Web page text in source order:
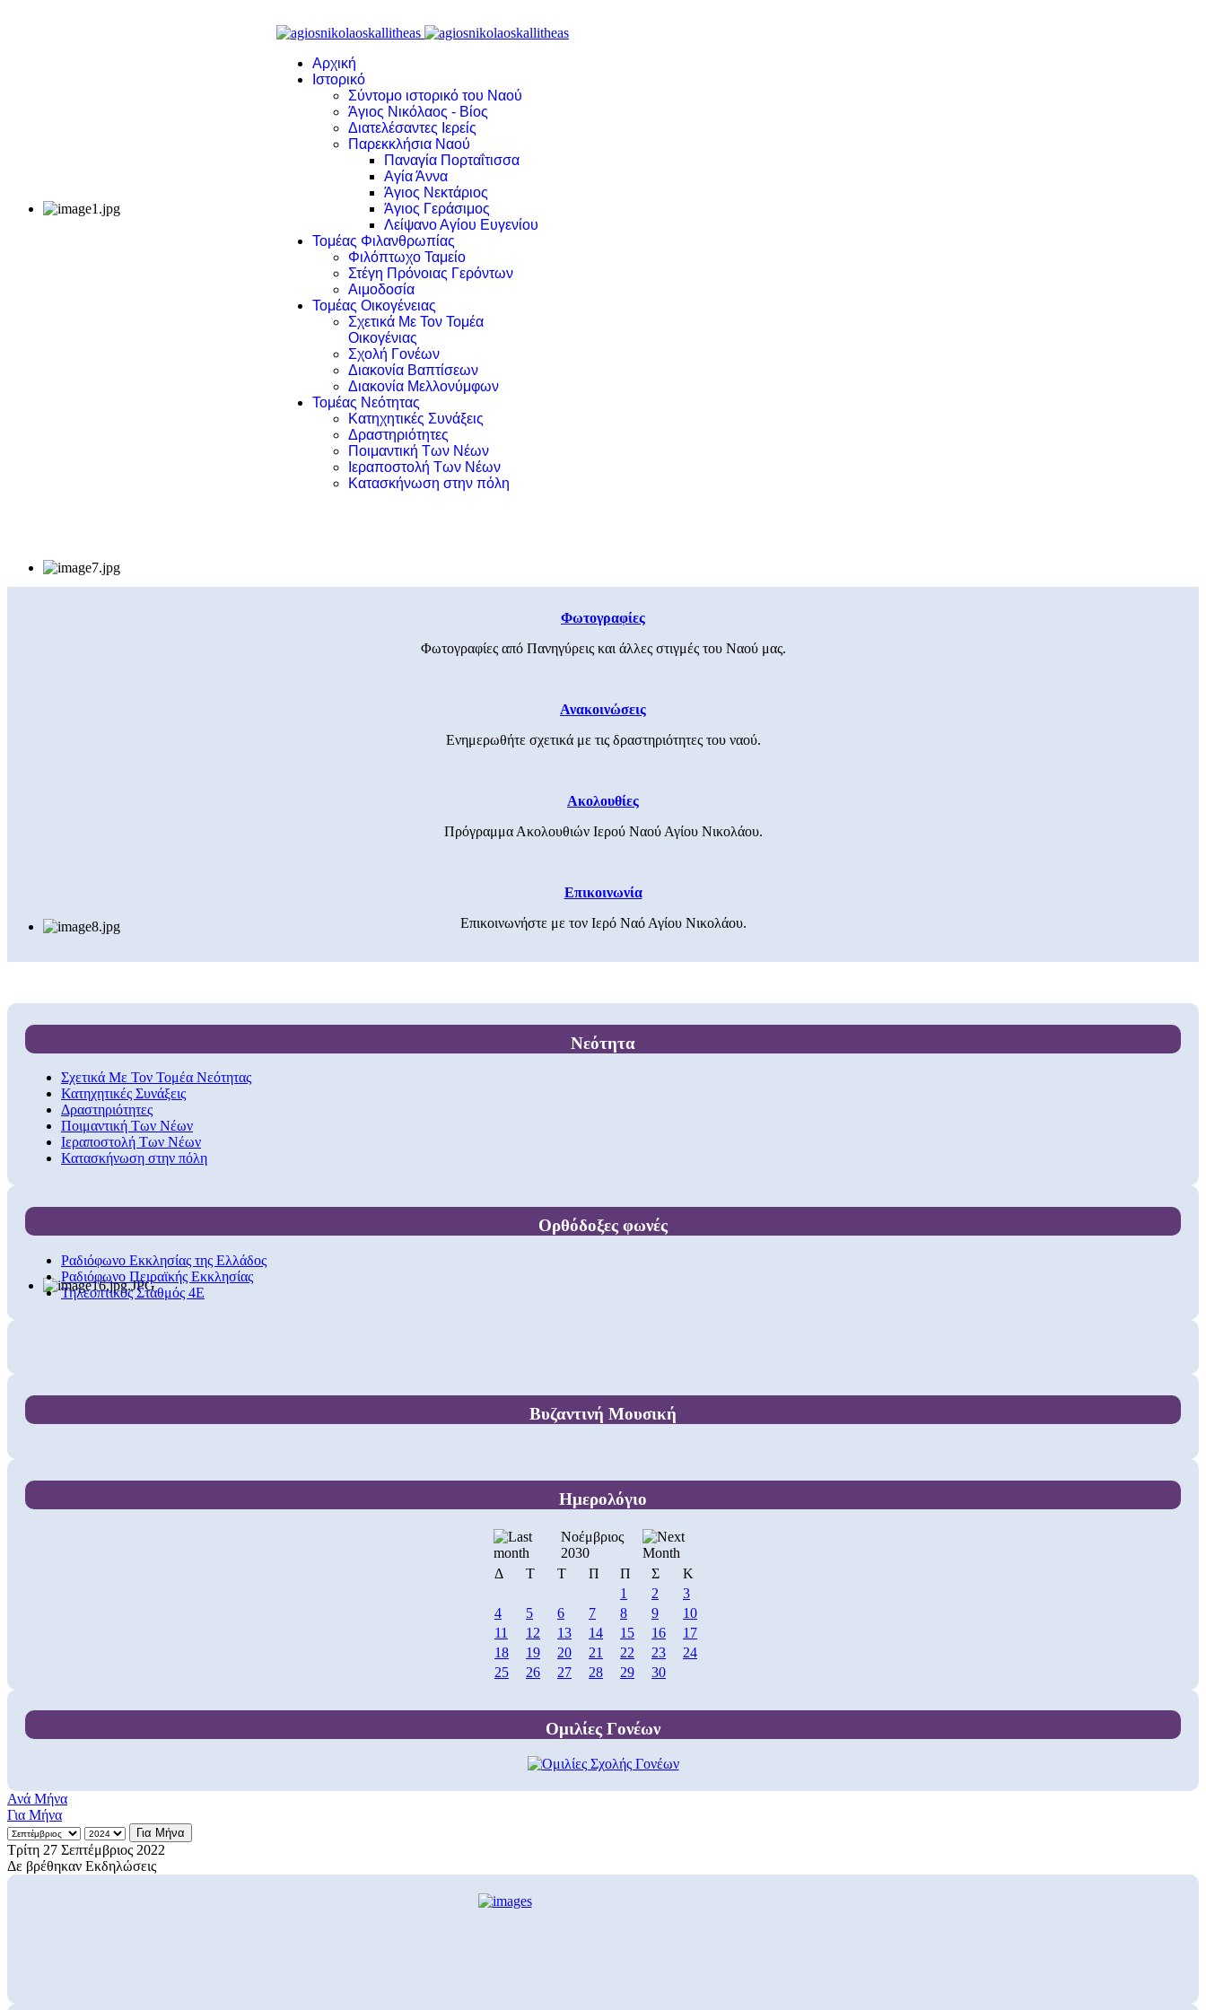
Αρχική
Ιστορικό
Σύντομο ιστορικό του Ναού
Άγιος Νικόλαος - Βίος
Διατελέσαντες Ιερείς
Παρεκκλήσια Ναού
Παναγία Πορταΐτισσα
Αγία Άννα
Άγιος Νεκτάριος
Άγιος Γεράσιμος
Λείψανο Αγίου Ευγενίου
Τομέας Φιλανθρωπίας
Φιλόπτωχο Ταμείο
Στέγη Πρόνοιας Γερόντων
Αιμοδοσία
Τομέας Οικογένειας
Σχετικά Με Τον Τομέα
Οικογένιας
Σχολή Γονέων
Διακονία Βαπτίσεων
Διακονία Μελλονύμφων
Τομέας Νεότητας
Κατηχητικές Συνάξεις
Δραστηριότητες
Ποιμαντική Των Νέων
Ιεραποστολή Των Νέων
Κατασκήνωση στην πόλη
Φωτογραφίες
Φωτογραφίες από Πανηγύρεις και άλλες στιγμές του Ναού μας.
Ανακοινώσεις
Ενημερωθήτε σχετικά με τις δραστηριότητες του ναού.
Ακολουθίες
Πρόγραμμα Ακολουθιών Ιερού Ναού Αγίου Νικολάου.
Επικοινωνία
Επικοινωνήστε με τον Ιερό Ναό Αγίου Νικολάου.
Νεότητα
Σχετικά Με Τον Τομέα Νεότητας
Κατηχητικές Συνάξεις
Δραστηριότητες
Ποιμαντική Των Νέων
Ιεραποστολή Των Νέων
Κατασκήνωση στην πόλη
Ορθόδοξες φωνές
Ραδιόφωνο Εκκλησίας της Ελλάδος
Ραδιόφωνο Πειραϊκής Εκκλησίας
Τηλεοπτικός Σταθμός 4Ε
Βυζαντινή Μουσική
Ημερολόγιο
Νοέμβριος
2030
Δ
Τ Τ Π Π Σ
Κ
1
2
3
4
5 6 7 8 9
10
11
12 13 14 15 16
17
18
19 20 21 22 23
24
25
26 27 28 29 30
Ομιλίες Γονέων
Ανά Μήνα
Για Μήνα
Για Μήνα
Τρίτη 27 Σεπτέμβριος 2022
Δε βρέθηκαν Εκδηλώσεις